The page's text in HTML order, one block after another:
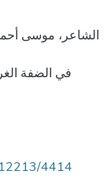
في الضفة
4414